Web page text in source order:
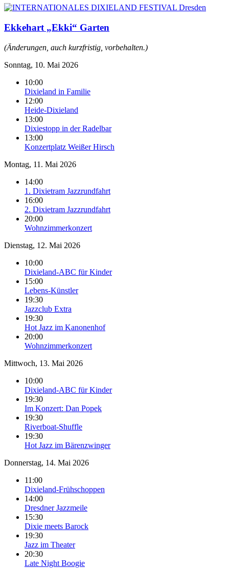
Ekkehart „Ekki“ Garten
(Änderungen, auch kurzfristig, vorbehalten.)
Sonntag, 10. Mai 2026
10:00
Dixieland in Familie
12:00
Heide-Dixieland
13:00
Dixiestopp in der Radelbar
13:00
Konzertplatz Weißer Hirsch
Montag, 11. Mai 2026
14:00
1. Dixietram Jazzrundfahrt
16:00
2. Dixietram Jazzrundfahrt
20:00
Wohnzimmerkonzert
Dienstag, 12. Mai 2026
10:00
Dixieland-ABC für Kinder
15:00
Lebens-Künstler
19:30
Jazzclub Extra
19:30
Hot Jazz im Kanonenhof
20:00
Wohnzimmerkonzert
Mittwoch, 13. Mai 2026
10:00
Dixieland-ABC für Kinder
19:30
Im Konzert: Dan Popek
19:30
Riverboat-Shuffle
19:30
Hot Jazz im Bärenzwinger
Donnerstag, 14. Mai 2026
11:00
Dixieland-Frühschoppen
14:00
Dresdner Jazzmeile
15:30
Dixie meets Barock
19:30
Jazz im Theater
20:30
Late Night Boogie